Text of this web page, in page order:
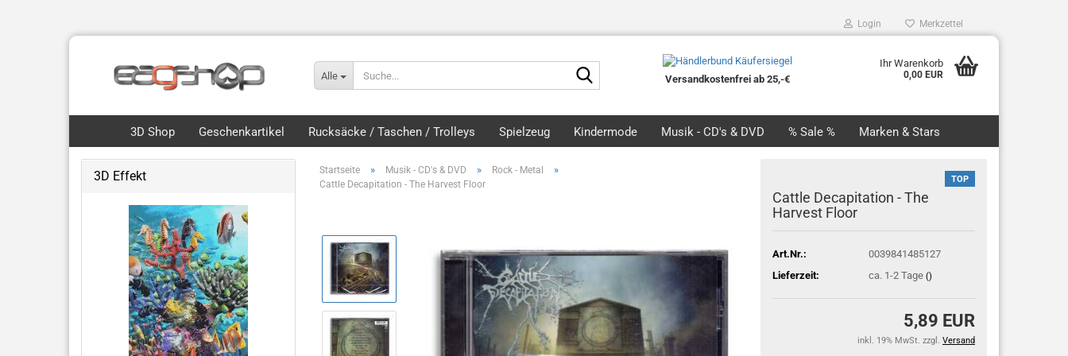
Login Merkzettel
Alle
Versandkostenfrei ab 25,-€
Ihr Warenkorb
0,00 EUR
3D Shop
Royce 3D Collection Packs
3D Lesezeichen Hunde
Dinos & Drachen
Fische, Wale, Haie & mehr
Hunde & Katzen
Vögel & Fliegendes
Wüste & Dschungel-Tiere
weitere Tiermotive
Geschenkartikel Rucksäcke / Taschen / Trolleys Spielzeug Kindermode Musik - CD's & DVD % Sale % Marken & Stars
Startseite » Musik - CD's & DVD » Rock - Metal »
Cattle Decapitation - The Harvest Floor TOP
Cattle Decapitation - The
Harvest Floor
Art.Nr.:
0039841485127
Lieferzeit:
ca. 1-2 Tage()
5,89 EUR
inkl. 19% MwSt. zzgl. Versand
3D Effekt